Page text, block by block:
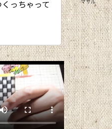
マサル
っちゃって